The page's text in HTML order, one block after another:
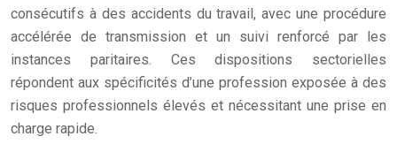
consécutifs à des accidents du travail, avec une procédure
accélérée de transmission et un suivi renforcé par les
instances paritaires. Ces dispositions sectorielles
répondent aux spécificités d’une profession exposée à des
risques professionnels élevés et nécessitant une prise en
charge rapide.